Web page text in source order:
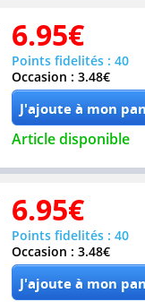
6.95€
Points fidelités : 40
Occasion : 3.48€
Article disponible
6.95€
Points fidelités : 40
Occasion : 3.48€